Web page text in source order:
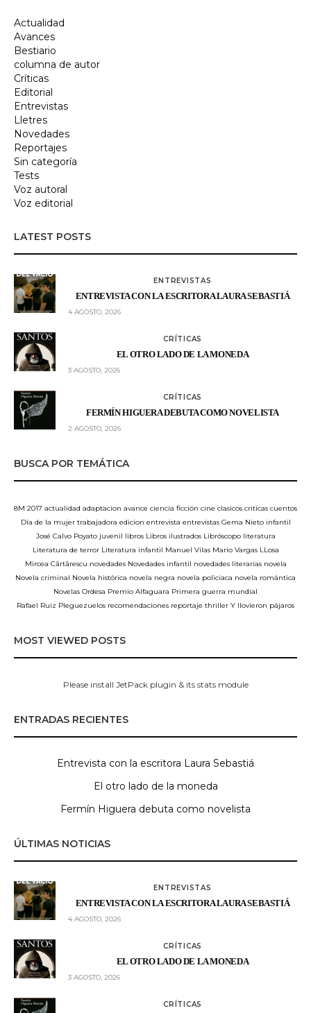
Actualidad
Avances
Bestiario
columna de autor
Críticas
Editorial
Entrevistas
Lletres
Novedades
Reportajes
Sin categoría
Tests
Voz autoral
Voz editorial
LATEST POSTS
ENTREVISTAS
ENTREVISTA CON LA ESCRITORA LAURA SEBASTIÁ
4 AGOSTO, 2026
CRÍTICAS
EL OTRO LADO DE LA MONEDA
3 AGOSTO, 2026
CRÍTICAS
FERMÍN HIGUERA DEBUTA COMO NOVELISTA
2 AGOSTO, 2026
BUSCA POR TEMÁTICA
8M 2017 actualidad adaptacion avance ciencia ficción cine clasicos criticas cuentos
Día de la mujer trabajadora edicion entrevista entrevistas Gema Nieto infantil
José Calvo Poyato juvenil libros Libros ilustrados Libróscopo literatura
Literatura de terror Literatura infantil Manuel Vilas Mario Vargas LLosa
Mircea Cărtărescu novedades Novedades infantil novedades literarias novela
Novela criminal Novela histórica novela negra novela policiaca novela romántica
Novelas Ordesa Premio Alfaguara Primera guerra mundial
Rafael Ruiz Pleguezuelos recomendaciones reportaje thriller Y llovieron pájaros
MOST VIEWED POSTS
Please install JetPack plugin & its stats module
ENTRADAS RECIENTES
Entrevista con la escritora Laura Sebastiá
El otro lado de la moneda
Fermín Higuera debuta como novelista
ÚLTIMAS NOTICIAS
ENTREVISTAS
ENTREVISTA CON LA ESCRITORA LAURA SEBASTIÁ
4 AGOSTO, 2026
CRÍTICAS
EL OTRO LADO DE LA MONEDA
3 AGOSTO, 2026
CRÍTICAS